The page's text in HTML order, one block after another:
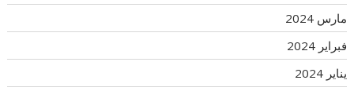
مارس 2024
فبراير 2024
يناير 2024